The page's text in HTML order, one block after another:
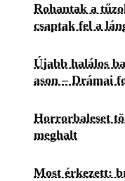
Rohantak a
csaptak fel a
Újabb halálos
ason – Drámai
Horrorbaleset
meghalt
Most érkezett: